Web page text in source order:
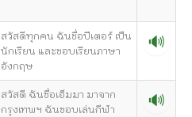
สวัสดีทุกคน ฉันชื่อปีเตอร์ เป็น
นักเรียน และชอบเรียนภาษา
อังกฤษ
🔊
สวัสดี ฉันชื่อเอ็มมา มาจาก
กรุงเทพฯ ฉันชอบเล่นกีฬา
🔊